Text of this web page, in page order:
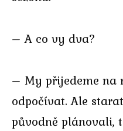
– A co vy dva?
– My přijedeme na
odpočívat. Ale
původně plánovali,